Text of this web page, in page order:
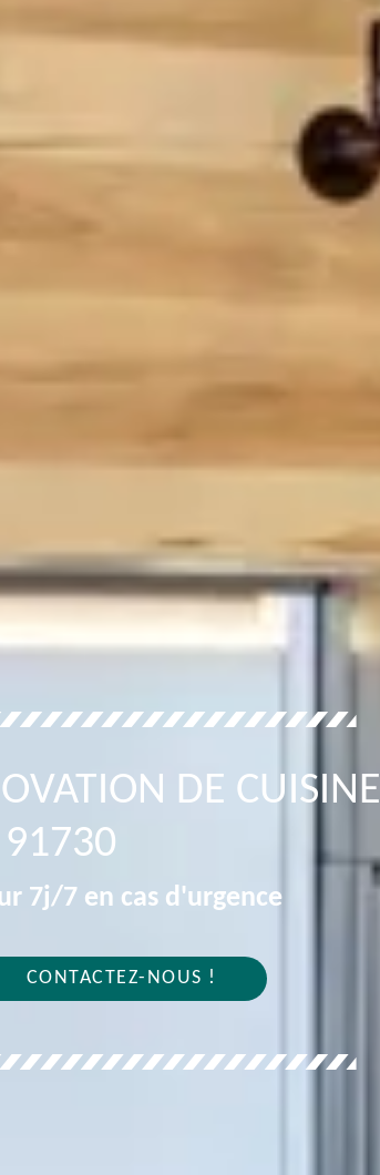
DE CUISINE
91730
7j/7 en cas d'urgence
CONTACTEZ-NOUS !